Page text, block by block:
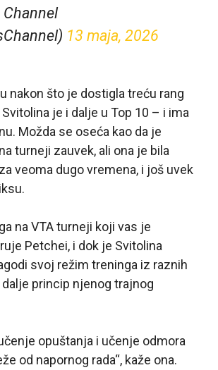
13 maja, 2026
nakon što je dostigla treću rang
je i dalje u Top 10 – i ima
Možda se oseća kao da je
turneji zauvek, ali ona je bila
veoma dugo vremena, i još uvek
na VTA turneji koji vas je
Petchei, i dok je Svitolina
svoj režim treninga iz raznih
dalje princip njenog trajnog
opuštanja i učenje odmora
od napornog rada“, kaže ona.